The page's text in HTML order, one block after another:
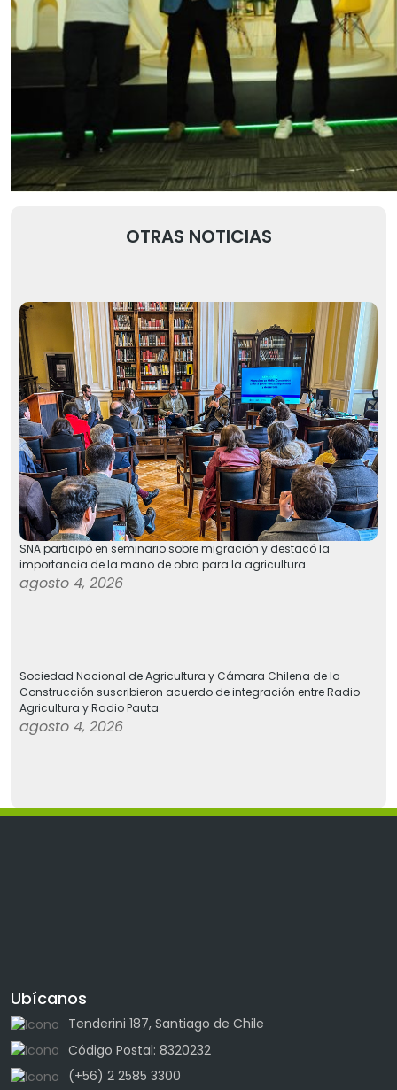
OTRAS NOTICIAS
SNA participó en seminario sobre migración y destacó la
importancia de la mano de obra para la agricultura
agosto 4, 2026
Sociedad Nacional de Agricultura y Cámara Chilena de la
Construcción suscribieron acuerdo de integración entre Radio
Agricultura y Radio Pauta
agosto 4, 2026
Ubícanos
Tenderini 187, Santiago de Chile
Código Postal: 8320232
(+56) 2 2585 3300